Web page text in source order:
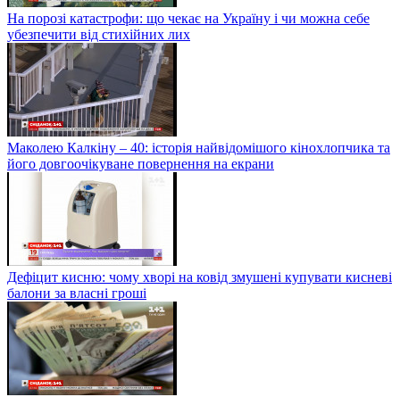
На порозі катастрофи: що чекає на Україну і чи можна себе
убезпечити від стихійних лих
Маколею Калкіну – 40: історія найвідомішого кінохлопчика та
його довгоочікуване повернення на екрани
Дефіцит кисню: чому хворі на ковід змушені купувати кисневі
балони за власні гроші